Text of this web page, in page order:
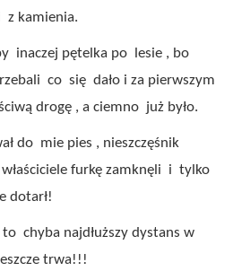
z kamienia.
inaczej pętelka po lesie , bo
co się dało i za pierwszym
drogę , a ciemno już było.
do mie pies , nieszczęśnik
furkę zamknęli i tylko
dotarł!
chyba najdłuższy dystans w
trwa!!!